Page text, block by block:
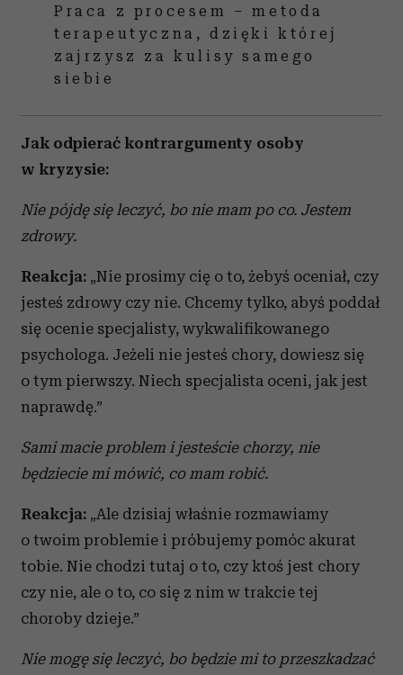
Praca z procesem – metoda
terapeutyczna, dzięki której
zajrzysz za kulisy samego
siebie
Jak odpierać kontrargumenty osoby
w kryzysie:
Nie pójdę się leczyć, bo nie mam po co. Jestem
zdrowy.
Reakcja: „Nie prosimy cię o to, żebyś oceniał, czy
jesteś zdrowy czy nie. Chcemy tylko, abyś poddał
się ocenie specjalisty, wykwalifikowanego
psychologa. Jeżeli nie jesteś chory, dowiesz się
o tym pierwszy. Niech specjalista oceni, jak jest
naprawdę.”
Sami macie problem i jesteście chorzy, nie
będziecie mi mówić, co mam robić.
Reakcja: „Ale dzisiaj właśnie rozmawiamy
o twoim problemie i próbujemy pomóc akurat
tobie. Nie chodzi tutaj o to, czy ktoś jest chory
czy nie, ale o to, co się z nim w trakcie tej
choroby dzieje.”
Nie mogę się leczyć, bo będzie mi to przeszkadzać